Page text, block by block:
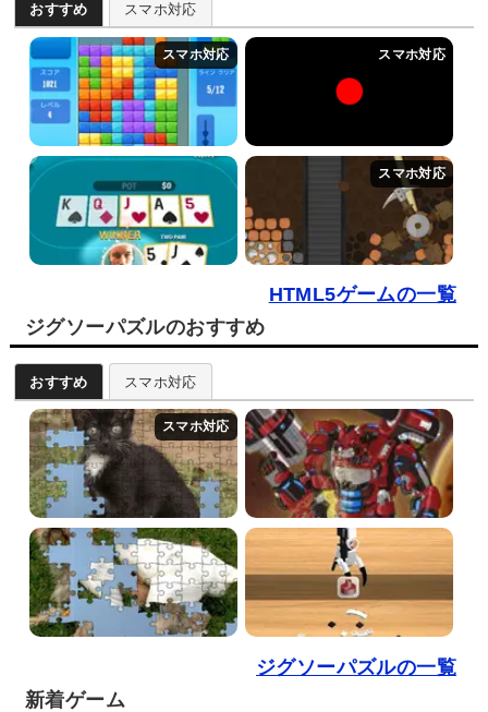
おすすめ スマホ対応
HTML5ゲームの一覧
ジグソーパズルのおすすめ
おすすめ スマホ対応
ジグソーパズルの一覧
新着ゲーム